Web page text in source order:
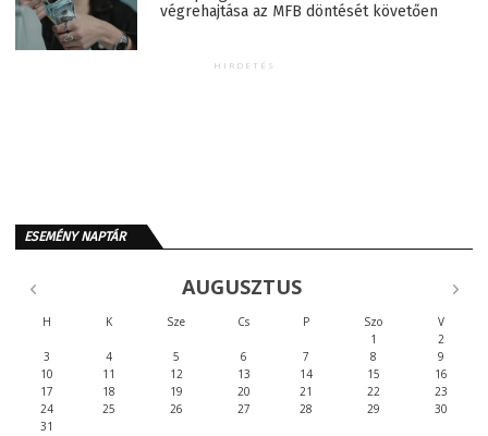
végrehajtása az MFB döntését követően
HIRDETÉS
ESEMÉNY NAPTÁR
AUGUSZTUS
H K Sze Cs P Szo
V
1
2
3
4 5 6 7 8
9
10
11 12 13 14 15
16
17
18 19 20 21 22
23
24
25 26 27 28 29
30
31